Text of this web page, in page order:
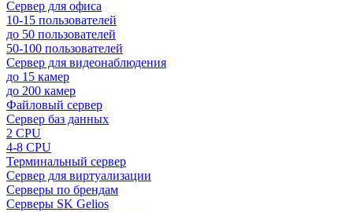
Сервер для офиса
10-15 пользователей
до 50 пользователей
50-100 пользователей
Сервер для видеонаблюдения
до 15 камер
до 200 камер
Файловый сервер
Сервер баз данных
2 CPU
4-8 CPU
Терминальный сервер
Сервер для виртуализации
Серверы по брендам
Серверы SK Gelios